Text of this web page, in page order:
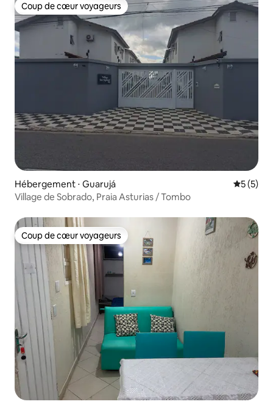
Coup de cœur voyageurs
Coup de cœur voyageurs
Hébergement ⋅ Guarujá
5 (5)
Village de Sobrado, Praia Asturias / Tombo
Coup de cœur voyageurs
Coup de cœur voyageurs